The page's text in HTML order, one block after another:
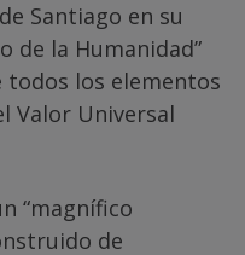
Santiago en su
de la Humanidad”
todos los elementos
Valor Universal
“magnífico
de